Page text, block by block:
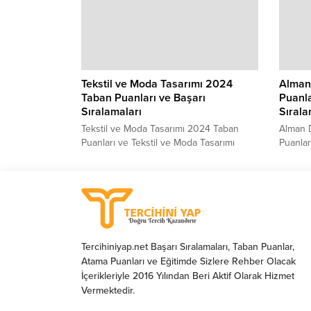
yer almaktadır. Sizler için ÖSYM – YÖK
Atlas tarafından paylaşılan...
Tekstil ve Moda Tasarımı 2024
Taban Puanları ve Başarı
Sıralamaları
Tekstil ve Moda Tasarımı 2024 Taban
Puanları ve Tekstil ve Moda Tasarımı
ortaya çıktı. Tekstil ve Moda Tasarımı
sıralaması. 2024 yılında sınava girecek
adayların en çok merak ettiği konuların
Alman
kaç
Tercihiniyap.net Başarı Sıralamaları, Taban Puanlar,
Atama Puanları ve Eğitimde Sizlere Rehber Olacak
İçerikleriyle 2016 Yılından Beri Aktif Olarak Hizmet
Vermektedir.